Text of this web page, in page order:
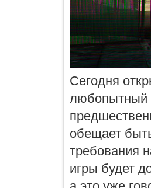
Сегодня
любопытный
обещает
требования
игры будет